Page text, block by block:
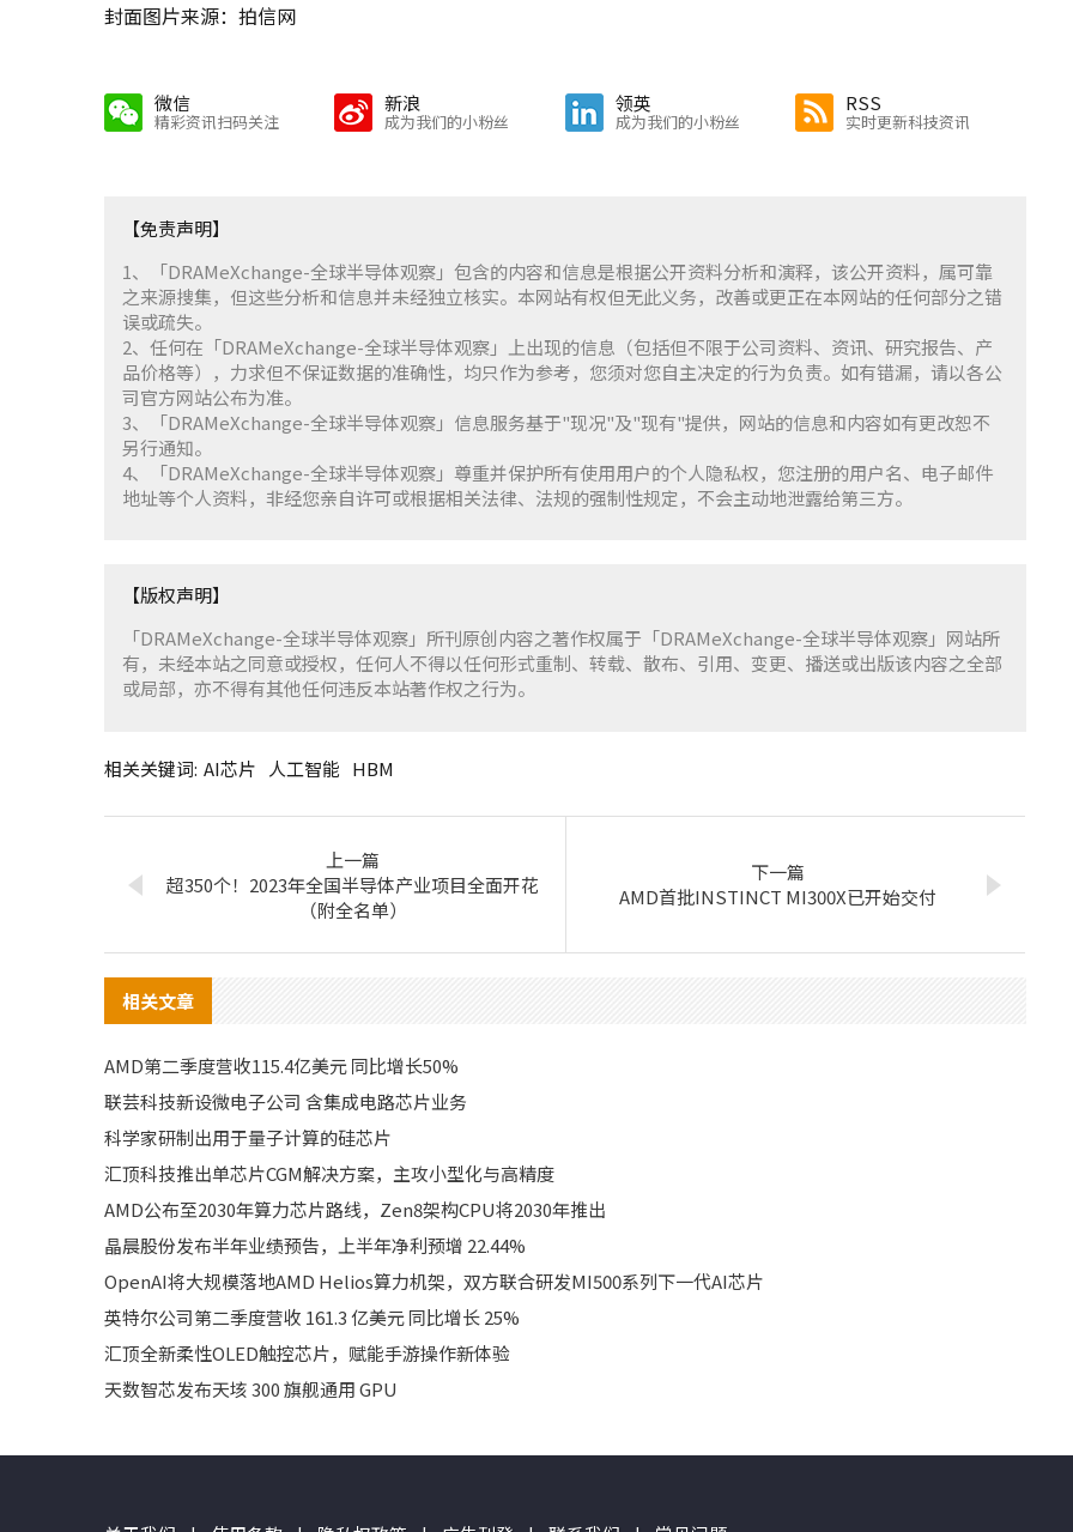
封面图片来源：拍信网
微信
精彩资讯扫码关注
新浪
成为我们的小粉丝
领英
成为我们的小粉丝
RSS
实时更新科技资讯
【免责声明】
1、「DRAMeXchange-全球半导体观察」包含的内容和信息是根据公开资料分析和演释，该公开资料，属可靠
之来源搜集，但这些分析和信息并未经独立核实。本网站有权但无此义务，改善或更正在本网站的任何部分之错
误或疏失。
2、任何在「DRAMeXchange-全球半导体观察」上出现的信息（包括但不限于公司资料、资讯、研究报告、产
品价格等），力求但不保证数据的准确性，均只作为参考，您须对您自主决定的行为负责。如有错漏，请以各公
司官方网站公布为准。
3、「DRAMeXchange-全球半导体观察」信息服务基于"现况"及"现有"提供，网站的信息和内容如有更改恕不
另行通知。
4、「DRAMeXchange-全球半导体观察」尊重并保护所有使用用户的个人隐私权，您注册的用户名、电子邮件
地址等个人资料，非经您亲自许可或根据相关法律、法规的强制性规定，不会主动地泄露给第三方。
【版权声明】
「DRAMeXchange-全球半导体观察」所刊原创内容之著作权属于「DRAMeXchange-全球半导体观察」网站所
有，未经本站之同意或授权，任何人不得以任何形式重制、转载、散布、引用、变更、播送或出版该内容之全部
或局部，亦不得有其他任何违反本站著作权之行为。
相关关键词: AI芯片 人工智能 HBM
上一篇
超350个！2023年全国半导体产业项目全面开花
（附全名单）
下一篇
AMD首批INSTINCT MI300X已开始交付
相关文章
AMD第二季度营收115.4亿美元 同比增长50%
联芸科技新设微电子公司 含集成电路芯片业务
科学家研制出用于量子计算的硅芯片
汇顶科技推出单芯片CGM解决方案，主攻小型化与高精度
AMD公布至2030年算力芯片路线，Zen8架构CPU将2030年推出
晶晨股份发布半年业绩预告，上半年净利预增 22.44%
OpenAI将大规模落地AMD Helios算力机架，双方联合研发MI500系列下一代AI芯片
英特尔公司第二季度营收 161.3 亿美元 同比增长 25%
汇顶全新柔性OLED触控芯片，赋能手游操作新体验
天数智芯发布天垓 300 旗舰通用 GPU